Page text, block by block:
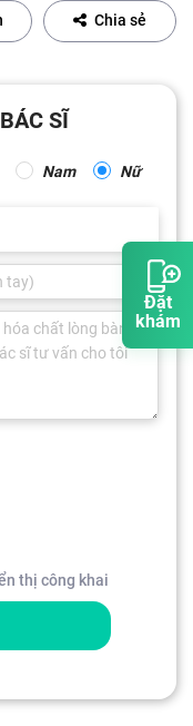
Đặt
khám
Chia sẻ
SĨ
Nam Nữ
thị công khai